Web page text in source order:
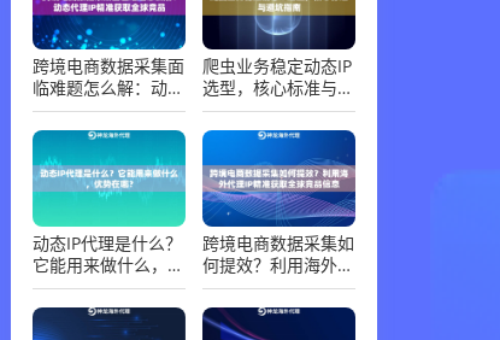
跨境电商数据采集面
临难题怎么解：动态
代理IP精准获取全球
竞品
爬虫业务稳定动态IP
选型，核心标准与避
坑指南
动态IP代理是什么？
它能用来做什么，优
势在哪？
跨境电商数据采集如
何提效？利用海外代
理IP精准获取全球竞
品信息